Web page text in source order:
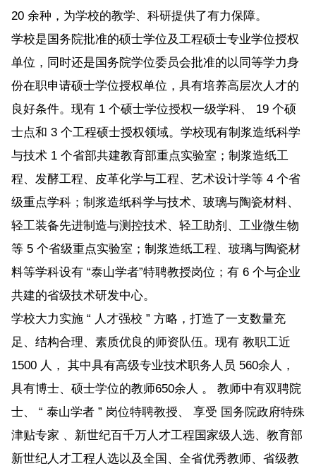
20 余种，为学校的教学、科研提供了有力保障。
学校是国务院批准的硕士学位及工程硕士专业学位授权
单位，同时还是国务院学位委员会批准的以同等学力身
份在职申请硕士学位授权单位，具有培养高层次人才的
良好条件。现有 1 个硕士学位授权一级学科、 19 个硕
士点和 3 个工程硕士授权领域。学校现有制浆造纸科学
与技术 1 个省部共建教育部重点实验室；制浆造纸工
程、发酵工程、皮革化学与工程、艺术设计学等 4 个省
级重点学科；制浆造纸科学与技术、玻璃与陶瓷材料、
轻工装备先进制造与测控技术、轻工助剂、工业微生物
等 5 个省级重点实验室；制浆造纸工程、玻璃与陶瓷材
料等学科设有 “泰山学者”特聘教授岗位；有 6 个与企业
共建的省级技术研发中心。
学校大力实施 “ 人才强校 ” 方略，打造了一支数量充
足、结构合理、素质优良的师资队伍。现有 教职工近
1500 人， 其中具有高级专业技术职务人员 560余人，
具有博士、硕士学位的教师650余人 。 教师中有双聘院
士、 “ 泰山学者 ” 岗位特聘教授、 享受 国务院政府特殊
津贴专家 、新世纪百千万人才工程国家级人选、教育部
新世纪人才工程人选以及全国、全省优秀教师、省级教